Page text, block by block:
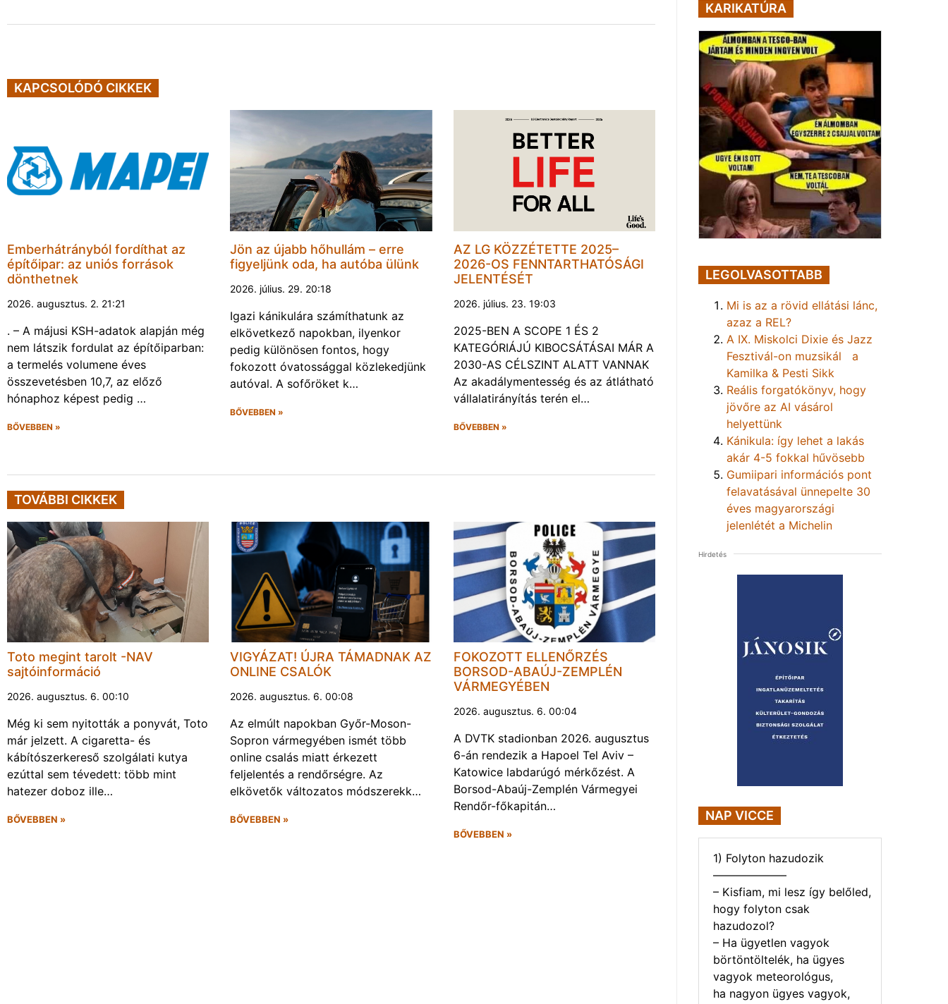
KAPCSOLÓDÓ CIKKEK
Emberhátrányból fordíthat az
építőipar: az uniós források
dönthetnek
2026. augusztus. 2. 21:21
. – A májusi KSH-adatok alapján még
nem látszik fordulat az építőiparban:
a termelés volumene éves
összevetésben 10,7, az előző
hónaphoz képest pedig …
BŐVEBBEN »
Jön az újabb hőhullám – erre
figyeljünk oda, ha autóba ülünk
2026. július. 29. 20:18
Igazi kánikulára számíthatunk az
elkövetkező napokban, ilyenkor
pedig különösen fontos, hogy
fokozott óvatossággal közlekedjünk
autóval. A sofőröket k…
BŐVEBBEN »
AZ LG KÖZZÉTETTE 2025–
2026-OS FENNTARTHATÓSÁGI
JELENTÉSÉT
2026. július. 23. 19:03
2025-BEN A SCOPE 1 ÉS 2
KATEGÓRIÁJÚ KIBOCSÁTÁSAI MÁR A
2030-AS CÉLSZINT ALATT VANNAK
Az akadálymentesség és az átlátható
vállalatirányítás terén el…
BŐVEBBEN »
TOVÁBBI CIKKEK
Toto megint tarolt -NAV
sajtóinformáció
2026. augusztus. 6. 00:10
Még ki sem nyitották a ponyvát, Toto
már jelzett. A cigaretta- és
kábítószerkereső szolgálati kutya
ezúttal sem tévedett: több mint
hatezer doboz ille…
BŐVEBBEN »
VIGYÁZAT! ÚJRA TÁMADNAK AZ
ONLINE CSALÓK
2026. augusztus. 6. 00:08
Az elmúlt napokban Győr-Moson-
Sopron vármegyében ismét több
online csalás miatt érkezett
feljelentés a rendőrségre. Az
elkövetők változatos módszerekk…
BŐVEBBEN »
FOKOZOTT ELLENŐRZÉS
BORSOD-ABAÚJ-ZEMPLÉN
VÁRMEGYÉBEN
2026. augusztus. 6. 00:04
A DVTK stadionban 2026. augusztus
6-án rendezik a Hapoel Tel Aviv –
Katowice labdarúgó mérkőzést. A
Borsod-Abaúj-Zemplén Vármegyei
Rendőr-főkapitán…
BŐVEBBEN »
KARIKATÚRA
LEGOLVASOTTABB
Mi is az a rövid ellátási lánc,
azaz a REL?
A IX. Miskolci Dixie és Jazz
Fesztivál-on muzsikál a
Kamilka & Pesti Sikk
Reális forgatókönyv, hogy
jövőre az AI vásárol
helyettünk
Kánikula: így lehet a lakás
akár 4-5 fokkal hűvösebb
Gumiipari információs pont
felavatásával ünnepelte 30
éves magyarországi
jelenlétét a Michelin
Hirdetés
NAP VICCE
1) Folyton hazudozik
——————–
– Kisfiam, mi lesz így belőled,
hogy folyton csak
hazudozol?
– Ha ügyetlen vagyok
börtöntöltelék, ha ügyes
vagyok meteorológus,
ha nagyon ügyes vagyok,